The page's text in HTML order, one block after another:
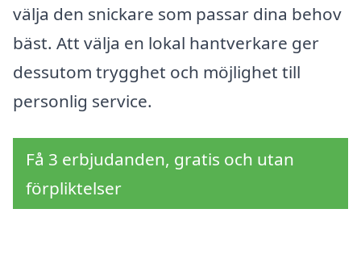
välja den snickare som passar dina behov
bäst. Att välja en lokal hantverkare ger
dessutom trygghet och möjlighet till
personlig service.
Få 3 erbjudanden, gratis och utan
förpliktelser